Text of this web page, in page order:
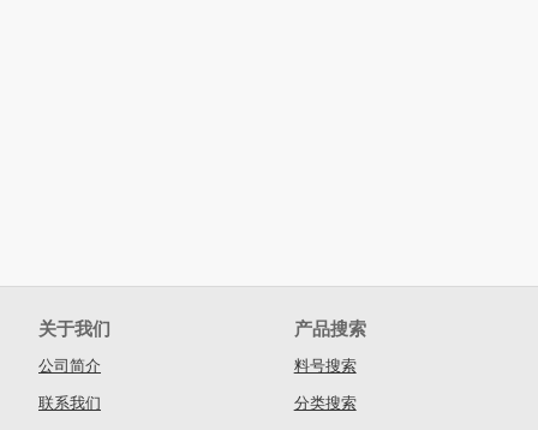
关于我们
公司简介
联系我们
产品搜索
料号搜索
分类搜索